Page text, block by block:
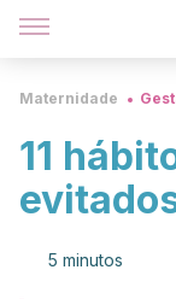
Maternidade
11
5 minutos